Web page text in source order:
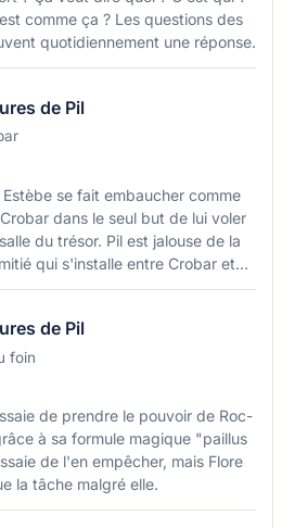
comme ça ? Les questions des
quotidiennement une réponse.
de Pil
Estèbe se fait embaucher comme
dans le seul but de lui voler
du trésor. Pil est jalouse de la
qui s'installe entre Crobar et…
de Pil
foin
de prendre le pouvoir de Roc-
à sa formule magique "paillus
de l'en empêcher, mais Flore
la tâche malgré elle.